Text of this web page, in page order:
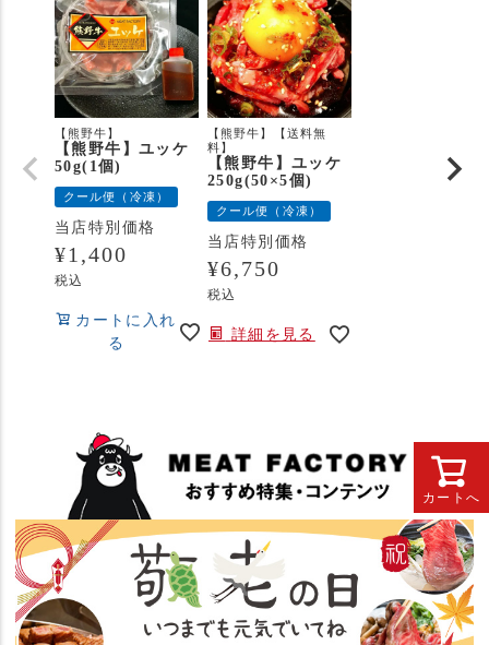
カートへ
【熊野牛】
【熊野牛】ユッケ
50g(1個)
クール便（冷凍）
当店特別価格
¥1,400
税込
カートに入れ
る
【熊野牛】【送料無
料】
【熊野牛】ユッケ
250g(50×5個)
クール便（冷凍）
当店特別価格
¥6,750
税込
詳細を見る